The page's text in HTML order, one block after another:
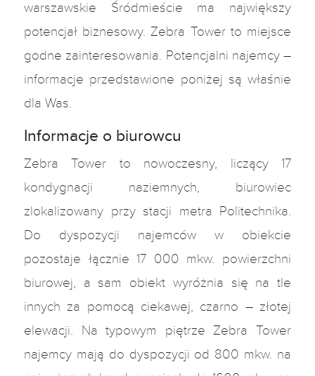
warszawskie Śródmieście ma największy
potencjał biznesowy. Zebra Tower to miejsce
godne zainteresowania. Potencjalni najemcy –
informacje przedstawione poniżej są właśnie
dla Was.
Informacje o biurowcu
Zebra Tower to nowoczesny, liczący 17
kondygnacji naziemnych, biurowiec
zlokalizowany przy stacji metra Politechnika.
Do dyspozycji najemców w obiekcie
pozostaje łącznie 17 000 mkw. powierzchni
biurowej, a sam obiekt wyróżnia się na tle
innych za pomocą ciekawej, czarno – złotej
elewacji. Na typowym piętrze Zebra Tower
najemcy mają do dyspozycji od 800 mkw. na